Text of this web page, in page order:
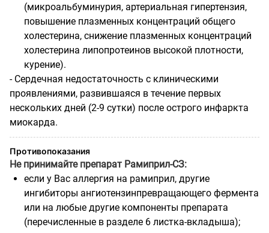
(микроальбуминурия, артериальная гипертензия,
повышение плазменных концентраций общего
холестерина, снижение плазменных концентраций
холестерина липопротеинов высокой плотности,
курение).
- Сердечная недостаточность с клиническими
проявлениями, развившаяся в течение первых
нескольких дней (2-9 сутки) после острого инфаркта
миокарда.
Противопоказания
Не принимайте препарат Рамиприл-СЗ:
если у Вас аллергия на рамиприл, другие
ингибиторы ангиотензинпревращающего фермента
или на любые другие компоненты препарата
(перечисленные в разделе 6 листка-вкладыша);